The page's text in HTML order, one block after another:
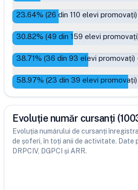
23.64% (26 din 110 elevi promovați)
30.82% (49 din 159 elevi
38.71% (36 din 93 elevi promovați)
58.97% (23 din 39 elevi promovați)
Evoluție număr cursanți
Evoluția numărului de cursanți
de șoferi, în toți anii de activitate. Date
DRPCIV, DGPCI și ARR.